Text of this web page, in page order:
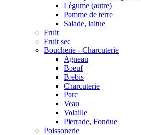
Légume (autre)
Pomme de terre
Salade, laitue
Fruit
Fruit sec
Boucherie - Charcuterie
Agneau
Boeuf
Brebis
Charcuterie
Porc
Veau
Volaille
Pierrade, Fondue
Poissonerie